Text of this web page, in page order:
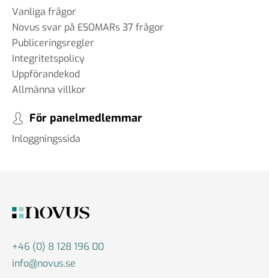
Vanliga frågor
Novus svar på ESOMARs 37 frågor
Publiceringsregler
Integritetspolicy
Uppförandekod
Allmänna villkor
För panelmedlemmar
Inloggningssida
+46 (0) 8 128 196 00
info@novus.se